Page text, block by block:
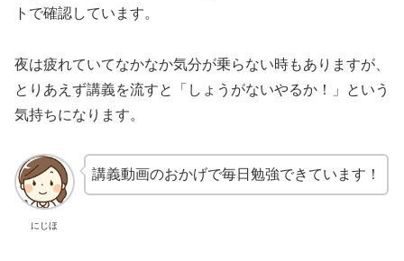
トで確認しています。
夜は疲れていてなかなか気分が乗らない時もありますが、
とりあえず講義を流すと「しょうがないやるか！」という
気持ちになります。
にじほ
講義動画のおかげで毎日勉強できています！